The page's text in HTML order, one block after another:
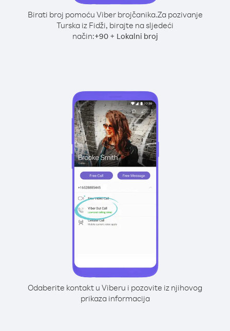
Birati broj pomoću Viber brojčanika.Za pozivanje
Turska iz Fidži, birajte na sljedeći
način:+90+ Lokalni broj
Odaberite kontakt u Viberu i pozovite iz njihovog
prikaza informacija